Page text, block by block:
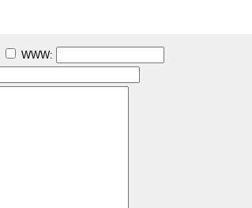
WWW: